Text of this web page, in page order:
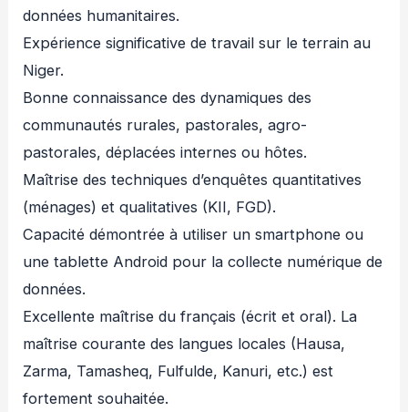
données humanitaires.
Expérience significative de travail sur le terrain au
Niger.
Bonne connaissance des dynamiques des
communautés rurales, pastorales, agro-
pastorales, déplacées internes ou hôtes.
Maîtrise des techniques d’enquêtes quantitatives
(ménages) et qualitatives (KII, FGD).
Capacité démontrée à utiliser un smartphone ou
une tablette Android pour la collecte numérique de
données.
Excellente maîtrise du français (écrit et oral). La
maîtrise courante des langues locales (Hausa,
Zarma, Tamasheq, Fulfulde, Kanuri, etc.) est
fortement souhaitée.